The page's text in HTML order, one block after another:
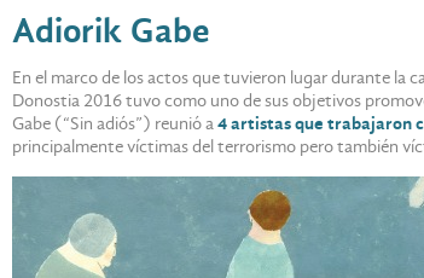
Adiorik Gabe
En el marco de los actos que tuvieron lugar durante la
Donostia 2016 tuvo como uno de sus objetivos
Gabe (“Sin adiós”) reunió a4 artistas que trabajaron
principalmente víctimas del terrorismo pero también